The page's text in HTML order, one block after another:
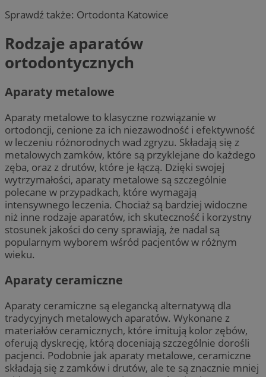
Sprawdź także: Ortodonta Katowice
Rodzaje aparatów
ortodontycznych
Aparaty metalowe
Aparaty metalowe to klasyczne rozwiązanie w
ortodoncji, cenione za ich niezawodność i efektywność
w leczeniu różnorodnych wad zgryzu. Składają się z
metalowych zamków, które są przyklejane do każdego
zęba, oraz z drutów, które je łączą. Dzięki swojej
wytrzymałości, aparaty metalowe są szczególnie
polecane w przypadkach, które wymagają
intensywnego leczenia. Chociaż są bardziej widoczne
niż inne rodzaje aparatów, ich skuteczność i korzystny
stosunek jakości do ceny sprawiają, że nadal są
popularnym wyborem wśród pacjentów w różnym
wieku.
Aparaty ceramiczne
Aparaty ceramiczne są elegancką alternatywą dla
tradycyjnych metalowych aparatów. Wykonane z
materiałów ceramicznych, które imitują kolor zębów,
oferują dyskrecję, którą doceniają szczególnie dorośli
pacjenci. Podobnie jak aparaty metalowe, ceramiczne
składają się z zamków i drutów, ale te są znacznie mniej